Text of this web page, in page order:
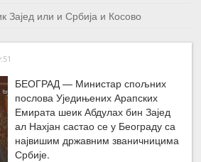
Зајед или и Србија и Косово
←Претходна вест
Следећа вест →
БЕОГРАД — Министар спољних
послова Уједињених Арапских
Емирата шеик Абдулах бин Зајед
ал Нахјан састао се у Београду са
највишим државним званичницима
Србије.